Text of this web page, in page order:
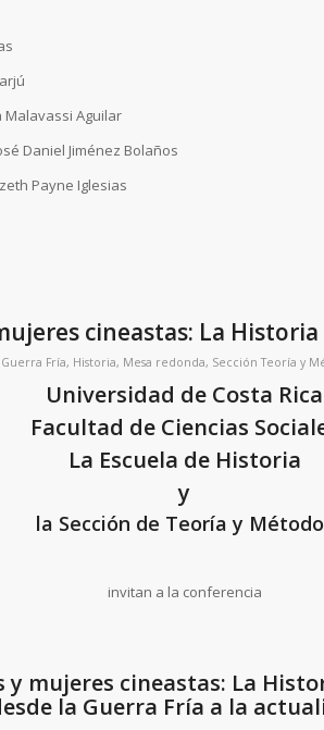
Malavassi Aguilar
Daniel Jiménez Bolaños
Payne Iglesias
cineastas: La Historia
Guerra Fría, Historia, Mesa redonda, Sección Teoría y
Universidad de Costa Rica
Facultad de Ciencias
La Escuela de Historia
y
la Sección de Teoría y
invitan a la conferencia
mujeres cineastas: La
la Guerra Fría a la